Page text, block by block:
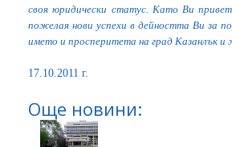
своя юридически статус. Като Ви
пожелая нови успехи в дейността Ви за
името и просперитета на град Казанлък и
17.10.2011 г.
Още новини: